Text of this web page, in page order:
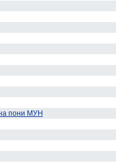
пони МУН